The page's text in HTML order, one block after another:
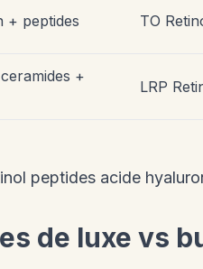
+ peptides TO
+
LRP
de luxe vs